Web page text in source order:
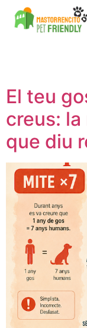
El teu
creus:
que diu